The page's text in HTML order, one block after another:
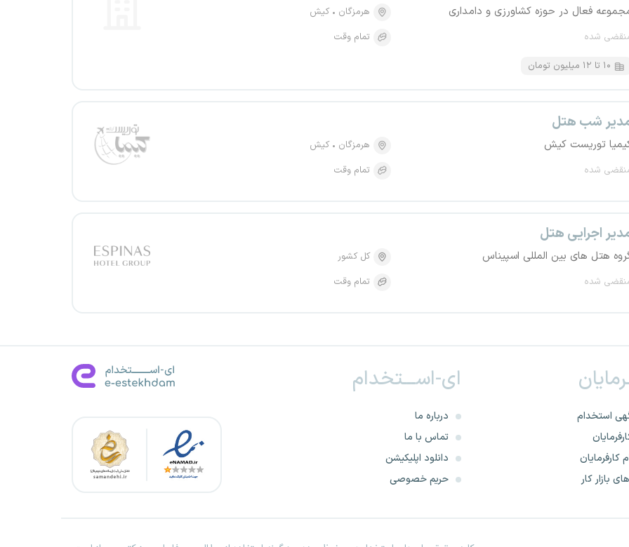
فعال در حوزه کشاورزی و دامداری
شده
هرمزگان
کیش
تمام وقت
۱۰ تا ۱۲ میلیون تومان
شب هتل
توریست کیش
شده
هرمزگان
کیش
تمام وقت
اجرایی هتل
هتل های بین المللی اسپیناس
شده
کل کشور
تمام وقت
استخدام
کارفرمایان
بازار کار
ای-اســـتخدام
درباره ما
تماس با ما
دانلود اپلیکیشن
حریم خصوصی